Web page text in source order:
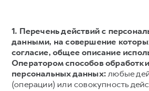
1. Перечень действий с
данными, на совершение
согласие, общее описание
Оператором способов обработки
персональных данных:любые
(операции) или совокупность